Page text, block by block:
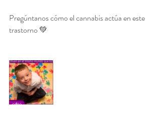
Pregúntanos cómo el cannabis actúa en este
trastorno 💚